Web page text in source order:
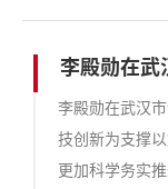
李殿勋在武
李殿勋在武汉
技创新为支撑
更加科学务实